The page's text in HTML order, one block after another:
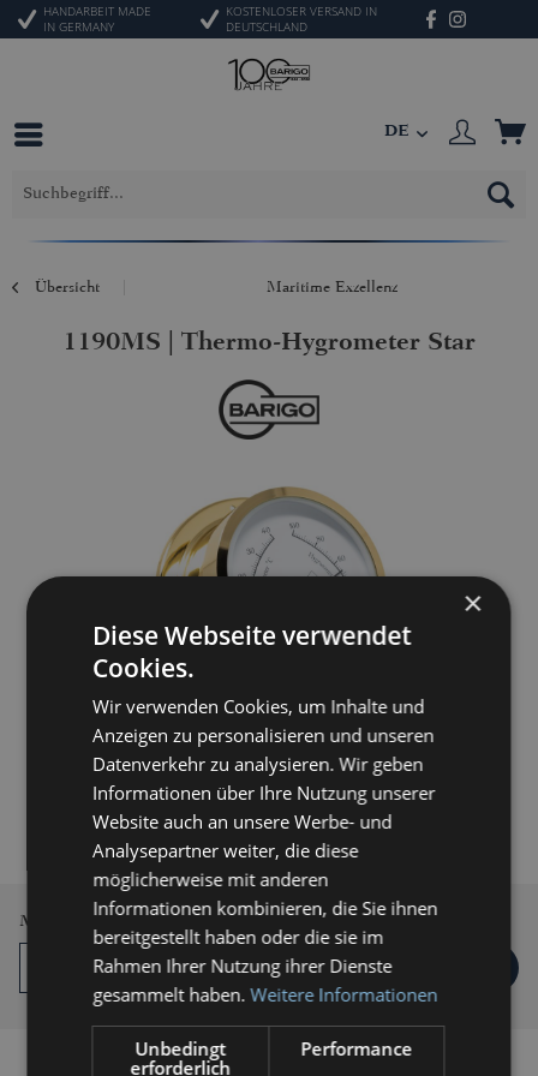
HANDARBEIT MADE
IN GERMANY
KOSTENLOSER VERSAND IN
DEUTSCHLAND
DE
Übersicht Maritime Exzellenz
1190MS | Thermo-Hygrometer Star
299,00 € *
inkl. MwSt.zzgl. Versandkosten
Lieferzeit 3-5 Werktage
Menge
IN DEN WARENKORB
Auf die Vergleichsliste setzen
×
Diese Webseite verwendet
Cookies.
Wir verwenden Cookies, um Inhalte und
Anzeigen zu personalisieren und unseren
Datenverkehr zu analysieren. Wir geben
Informationen über Ihre Nutzung unserer
Website auch an unsere Werbe- und
Analysepartner weiter, die diese
möglicherweise mit anderen
Informationen kombinieren, die Sie ihnen
bereitgestellt haben oder die sie im
Rahmen Ihrer Nutzung ihrer Dienste
gesammelt haben.Weitere Informationen
Unbedingt
erforderlich
Performance